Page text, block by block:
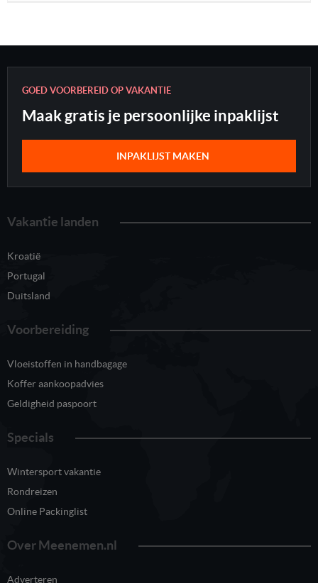
GOED VOORBEREID OP VAKANTIE
Maak gratis je persoonlijke inpaklijst
INPAKLIJST MAKEN
Vakantie landen
Kroatië
Portugal
Duitsland
Voorbereiding
Vloeistoffen in handbagage
Koffer aankoopadvies
Geldigheid paspoort
Specials
Wintersport vakantie
Rondreizen
Online Packinglist
Over Meenemen.nl
Adverteren